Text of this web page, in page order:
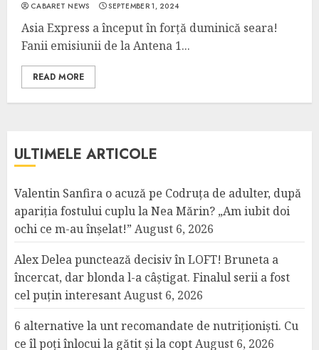
CABARET NEWS SEPTEMBER 1, 2024
Asia Express a început în forță duminică seara!
Fanii emisiunii de la Antena 1...
READ MORE
ULTIMELE ARTICOLE
Valentin Sanfira o acuză pe Codruța de adulter, după
apariția fostului cuplu la Nea Mărin? „Am iubit doi
ochi ce m-au înșelat!” August 6, 2026
Alex Delea punctează decisiv în LOFT! Bruneta a
încercat, dar blonda l-a câștigat. Finalul serii a fost
cel puțin interesantAugust 6, 2026
6 alternative la unt recomandate de nutriționiști. Cu
ce îl poți înlocui la gătit și la coptAugust 6, 2026